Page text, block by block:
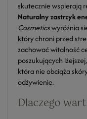
skutecznie wspierają
Naturalny zastrzyk
Cosmeticswyróżnia
który chroni przed
zachować witalność
poszukujących
która nie obciąża
odżywienie.
Dlaczego